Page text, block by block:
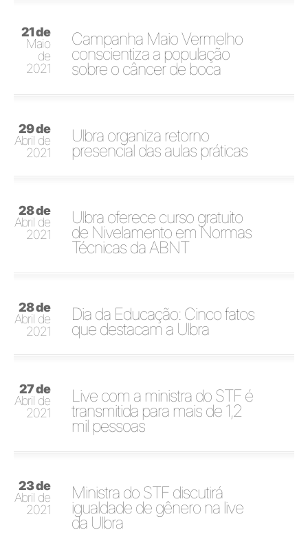
21 de
Maio
de
2021
Campanha Maio Vermelho
conscientiza a população
sobre o câncer de boca
29 de
Abril de
2021
Ulbra organiza retorno
presencial das aulas práticas
28 de
Abril de
2021
Ulbra oferece curso gratuito
de Nivelamento em Normas
Técnicas da ABNT
28 de
Abril de
2021
Dia da Educação: Cinco fatos
que destacam a Ulbra
27 de
Abril de
2021
Live com a ministra do STF é
transmitida para mais de 1,2
mil pessoas
23 de
Abril de
2021
Ministra do STF discutirá
igualdade de gênero na live
da Ulbra